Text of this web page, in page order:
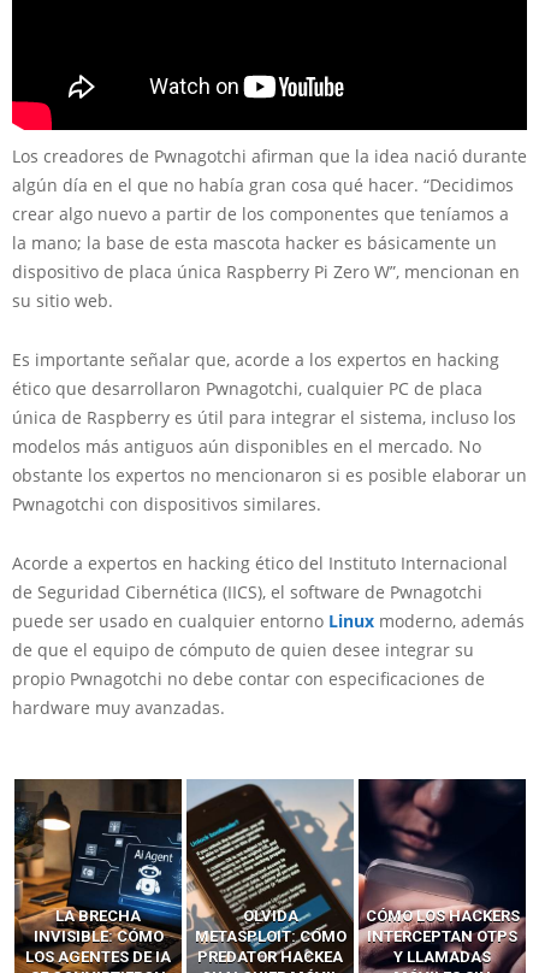
Los creadores de Pwnagotchi afirman que la idea nació durante
algún día en el que no había gran cosa qué hacer. “Decidimos
crear algo nuevo a partir de los componentes que teníamos a
la mano; la base de esta mascota hacker es básicamente un
dispositivo de placa única Raspberry Pi Zero W”, mencionan en
su sitio web.
Es importante señalar que, acorde a los expertos en hacking
ético que desarrollaron Pwnagotchi, cualquier PC de placa
única de Raspberry es útil para integrar el sistema, incluso los
modelos más antiguos aún disponibles en el mercado. No
obstante los expertos no mencionaron si es posible elaborar un
Pwnagotchi con dispositivos similares.
Acorde a expertos en hacking ético del Instituto Internacional
de Seguridad Cibernética (IICS), el software de Pwnagotchi
puede ser usado en cualquier entorno Linux moderno, además
de que el equipo de cómputo de quien desee integrar su
propio Pwnagotchi no debe contar con especificaciones de
hardware muy avanzadas.
LA BRECHA
INVISIBLE: CÓMO
LOS AGENTES DE IA
OLVIDA
METASPLOIT: CÓMO
PREDATOR HACKEA
CÓMO LOS HACKERS
INTERCEPTAN OTPS
Y LLAMADAS